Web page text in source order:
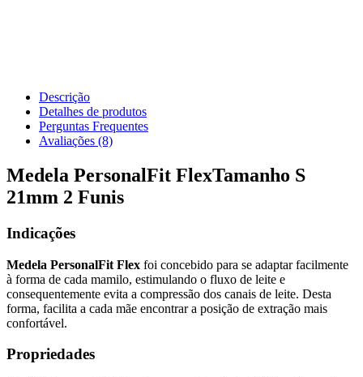
Descrição
Detalhes de produtos
Perguntas Frequentes
Avaliações (8)
Medela PersonalFit FlexTamanho S
21mm 2 Funis
Indicações
Medela PersonalFit Flex foi concebido para se adaptar facilmente
à forma de cada mamilo, estimulando o fluxo de leite e
consequentemente evita a compressão dos canais de leite. Desta
forma, facilita a cada mãe encontrar a posição de extração mais
confortável.
Propriedades